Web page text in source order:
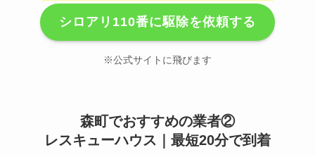
シロアリ110番に駆除を依頼する
※公式サイトに飛びます
森町でおすすめの業者②
レスキューハウス｜最短20分で到着